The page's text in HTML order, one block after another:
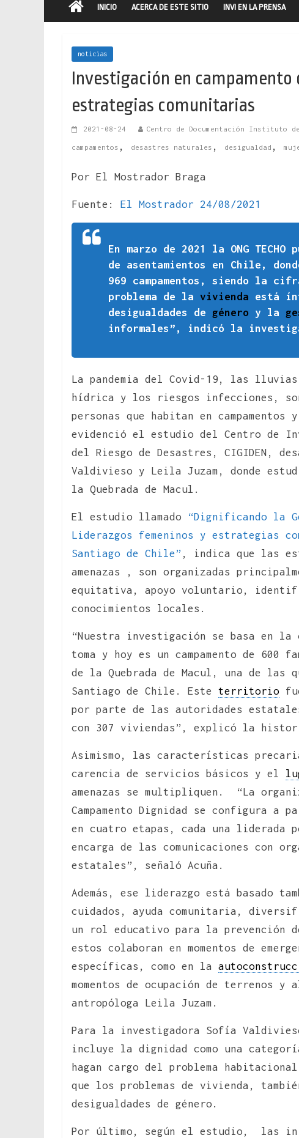
INICIO ACERCA DE ESTE SITIO INVI EN LA PRENSA
noticias
Investigación en
estrategias comunitarias
2021-08-24 Centro de Documentación Instituto
campamentos , desastres naturales , desigualdad ,
Por El Mostrador Braga
Fuente: El Mostrador 24/08/2021
En marzo de 2021 la ONG
de asentamientos en Chile,
969 campamentos, siendo la
problema de la vivienda está
desigualdades de género y la
informales”, indicó la
La pandemia del Covid-19, las
hídrica y los riesgos infecciones,
personas que habitan en
evidenció el estudio del Centro de
del Riesgo de Desastres, CIGIDEN,
Valdivieso y Leila Juzam, donde
la Quebrada de Macul.
El estudio llamado “Dignificando la
Liderazgos femeninos y estrategias
Santiago de Chile” , indica que las
amenazas , son organizadas
equitativa, apoyo voluntario,
conocimientos locales.
“Nuestra investigación se basa en la
toma y hoy es un campamento de
de la Quebrada de Macul, una de las
Santiago de Chile. Este territorio
por parte de las autoridades
con 307 viviendas”, explicó la
Asimismo, las características
carencia de servicios básicos y el
amenazas se multipliquen. “La
Campamento Dignidad se
en cuatro etapas, cada una liderada
encarga de las comunicaciones con
estatales”, señaló Acuña.
Además, ese liderazgo está basado
cuidados, ayuda comunitaria,
un rol educativo para la prevención
estos colaboran en momentos de
específicas, como en la
momentos de ocupación de terrenos
antropóloga Leila Juzam.
Para la investigadora Sofía
incluye la dignidad como una
hagan cargo del problema
que los problemas de vivienda,
desigualdades de género.
Por último, según el estudio, las